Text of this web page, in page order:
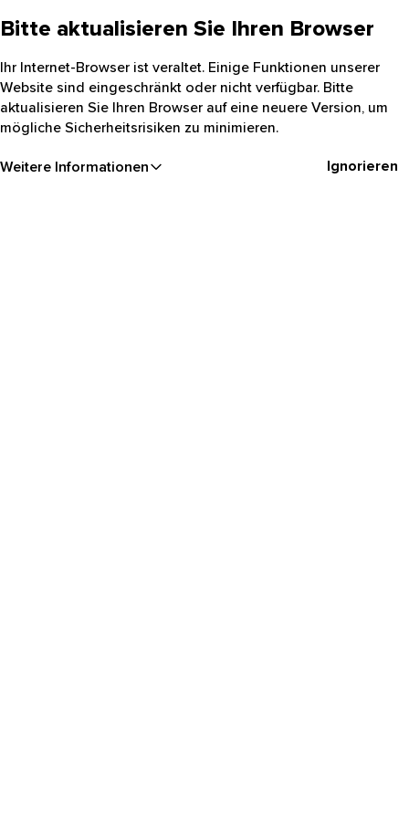
Bitte aktualisieren Sie Ihren Browser
Ihr Internet-Browser ist veraltet. Einige Funktionen unserer
Website sind eingeschränkt oder nicht verfügbar. Bitte
aktualisieren Sie Ihren Browser auf eine neuere Version, um
mögliche Sicherheitsrisiken zu minimieren.
Weitere Informationen Ignorieren